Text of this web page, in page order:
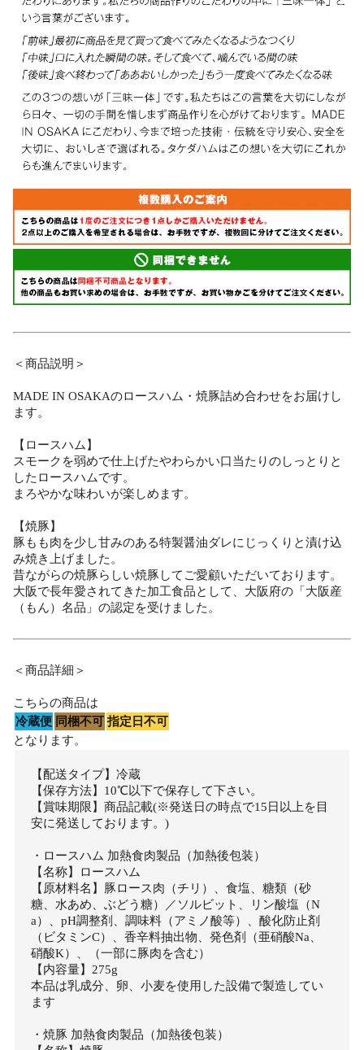
＜商品説明＞
MADE IN OSAKAのロースハム・焼豚詰め合わせをお届けし
ます。
【ロースハム】
スモークを弱めで仕上げたやわらかい口当たりのしっとりと
したロースハムです。
まろやかな味わいが楽しめます。
【焼豚】
豚もも肉を少し甘みのある特製醤油ダレにじっくりと漬け込
み焼き上げました。
昔ながらの焼豚らしい焼豚してご愛顧いただいております。
大阪で長年愛されてきた加工食品として、大阪府の「大阪産
（もん）名品」の認定を受けました。
＜商品詳細＞
こちらの商品は
冷蔵便 同梱不可 指定日不可
となります。
【配送タイプ】冷蔵
【保存方法】10℃以下で保存して下さい。
【賞味期限】商品記載(※発送日の時点で15日以上を目
安に発送しております。)
・ロースハム 加熱食肉製品（加熱後包装）
【名称】ロースハム
【原材料名】豚ロース肉（チリ）、食塩、糖類（砂
糖、水あめ、ぶどう糖）／ソルビット、リン酸塩（N
a）、pH調整剤、調味料（アミノ酸等）、酸化防止剤
（ビタミンC）、香辛料抽出物、発色剤（亜硝酸Na、
硝酸K）、（一部に豚肉を含む）
【内容量】275g
本品は乳成分、卵、小麦を使用した設備で製造してい
ます
・焼豚 加熱食肉製品（加熱後包装）